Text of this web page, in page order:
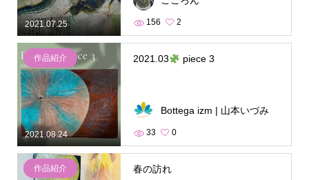
2021.07.25 156 2
作品紹介
2021.08.24
2021.03 piece 3
Bottega izm | 山本いづみ
33 0
作品紹介 春の訪れ